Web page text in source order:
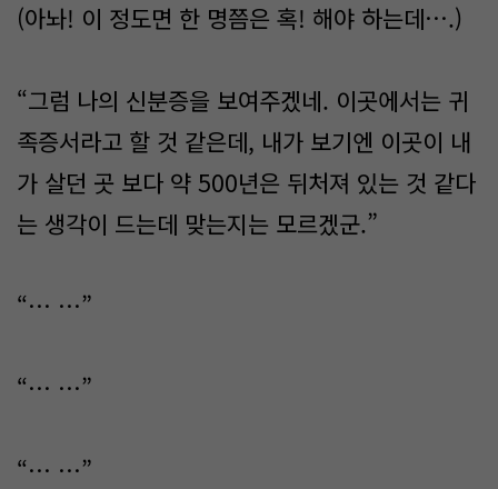
(아놔! 이 정도면 한 명쯤은 혹! 해야 하는데….)
“그럼 나의 신분증을 보여주겠네. 이곳에서는 귀
족증서라고 할 것 같은데, 내가 보기엔 이곳이 내
가 살던 곳 보다 약 500년은 뒤처져 있는 것 같다
는 생각이 드는데 맞는지는 모르겠군.”
“… …”
“… …”
“… …”